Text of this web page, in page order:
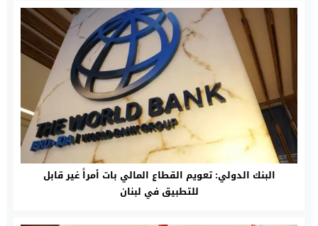
البنك الدولي: تعويم القطاع المالي بات أمراً غير قابل
للتطبيق في لبنان